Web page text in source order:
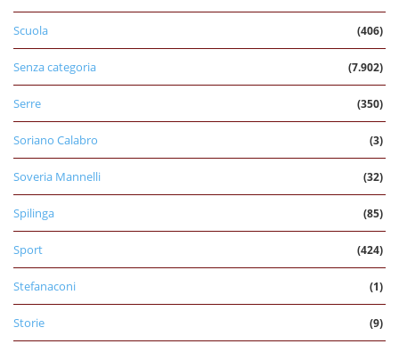
Scuola (406)
Senza categoria (7.902)
Serre (350)
Soriano Calabro (3)
Soveria Mannelli (32)
Spilinga (85)
Sport (424)
Stefanaconi (1)
Storie (9)